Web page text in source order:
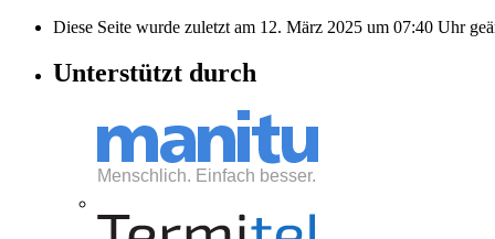
Diese Seite wurde zuletzt am 12. März 2025 um 07:40 Uhr
Unterstützt durch